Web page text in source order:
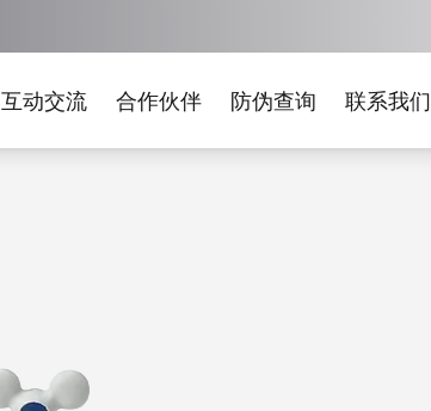
互动交流 合作伙伴 防伪查询 联系我们